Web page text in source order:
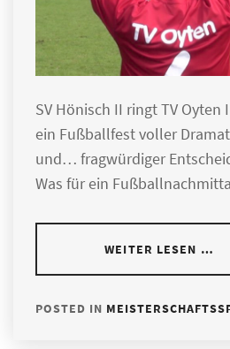
SV Hönisch II ringt TV Oyten
ein Fußballfest voller
und… fragwürdiger
Was für ein
WEITER LESEN …
POSTED IN